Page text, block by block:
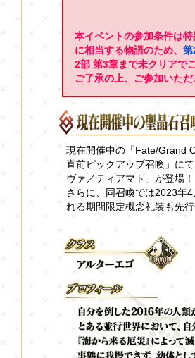
本イベントの参加条件は
に相当する物語のため、 第
2部 第3章まで未クリアで
ご了承の上、ご参加いた
現在開催中の「Fate/Grand
直前ピックアップ召喚」に
ヴァ／ティアマト」が登場！
さらに、同召喚では2023年
れる期間限定概念礼装も先行